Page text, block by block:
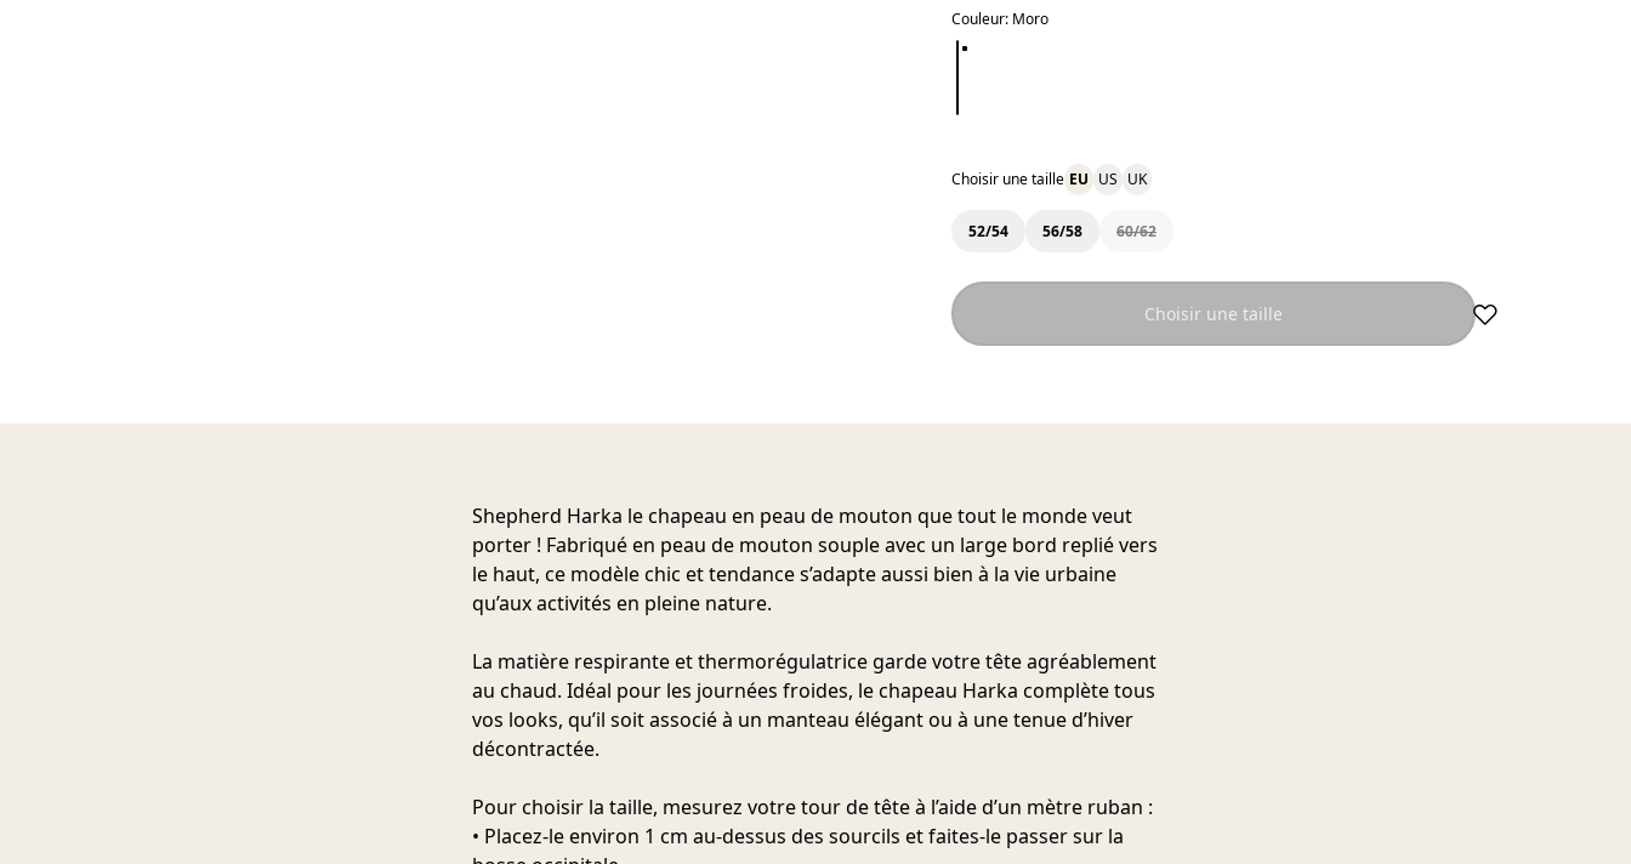
Couleur: Moro
Choisir une taille EU US UK
52/54 56/58 60/62
Choisir une taille
Shepherd Harka le chapeau en peau de mouton que tout le monde veut
porter ! Fabriqué en peau de mouton souple avec un large bord replié vers
le haut, ce modèle chic et tendance s’adapte aussi bien à la vie urbaine
qu’aux activités en pleine nature.
La matière respirante et thermorégulatrice garde votre tête agréablement
au chaud. Idéal pour les journées froides, le chapeau Harka complète tous
vos looks, qu’il soit associé à un manteau élégant ou à une tenue d’hiver
décontractée.
Pour choisir la taille, mesurez votre tour de tête à l’aide d’un mètre ruban :
• Placez-le environ 1 cm au‑dessus des sourcils et faites‑le passer sur la